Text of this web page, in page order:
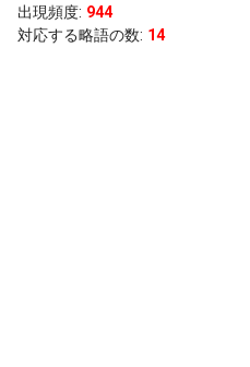
出現頻度: 944
対応する略語の数: 14